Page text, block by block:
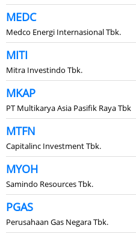
MEDC
Medco Energi Internasional Tbk.
MITI
Mitra Investindo Tbk.
MKAP
PT Multikarya Asia Pasifik Raya Tbk
MTFN
Capitalinc Investment Tbk.
MYOH
Samindo Resources Tbk.
PGAS
Perusahaan Gas Negara Tbk.